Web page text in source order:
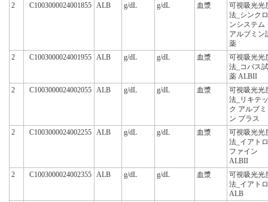
2
C1003000024001855 ALB g/dL g/dL 血漿
可視吸光光
法_シンクロ
ンシステム
アルブミン
薬
2
C1003000024001955 ALB g/dL g/dL 血漿
可視吸光光
法_コバス試
薬 ALBII
2
C1003000024002055 ALB g/dL g/dL 血漿
可視吸光光
法_リキテッ
ク アルブミ
ン プラス
2
C1003000024002255 ALB g/dL g/dL 血漿
可視吸光光
法_イアトロ
ファイン
ALBII
2
C1003000024002355 ALB g/dL g/dL 血漿
可視吸光光
法_イアトロ
ALB